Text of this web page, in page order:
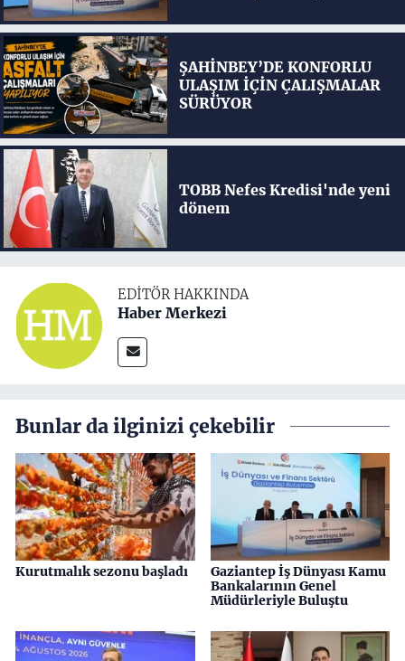
ŞAHİNBEY’DE KONFORLU
ULAŞIM İÇİN ÇALIŞMALAR
SÜRÜYOR
TOBB Nefes Kredisi'nde yeni
dönem
EDITÖR HAKKINDA
Haber Merkezi
Bunlar da ilginizi çekebilir
Kurutmalık sezonu başladı
Gaziantep İş Dünyası Kamu
Bankalarının Genel
Müdürleriyle Buluştu